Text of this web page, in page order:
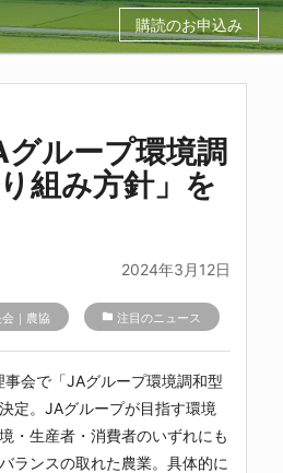
購読のお申込み
ループ環境調
組み方針」を
2024年3月12日
｜農協 folder 注目のニュース
会で「JAグループ環境調和型
定。JAグループが目指す環境
・生産者・消費者のいずれにも
ランスの取れた農業。具体的に